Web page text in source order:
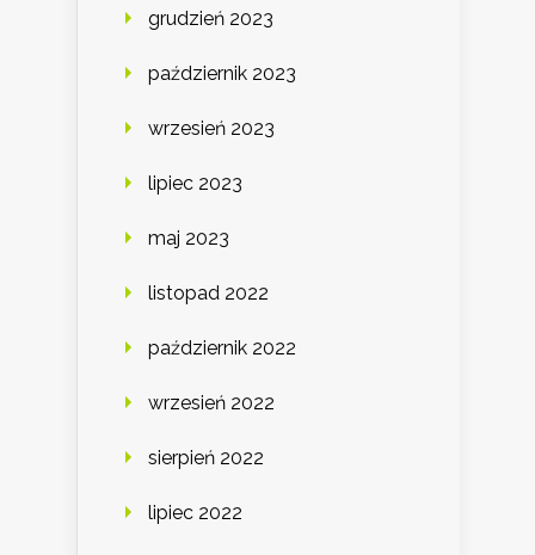
grudzień 2023
październik 2023
wrzesień 2023
lipiec 2023
maj 2023
listopad 2022
październik 2022
wrzesień 2022
sierpień 2022
lipiec 2022